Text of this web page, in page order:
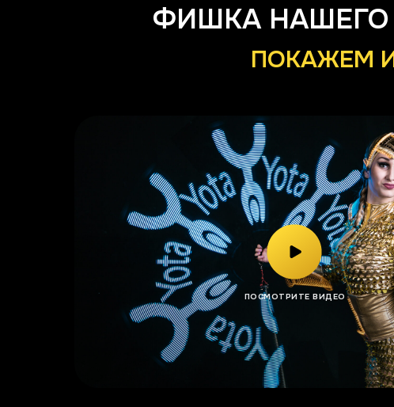
ФИШКА НАШЕГО
ПОКАЖЕМ
ПОСМОТРИТЕ ВИДЕО